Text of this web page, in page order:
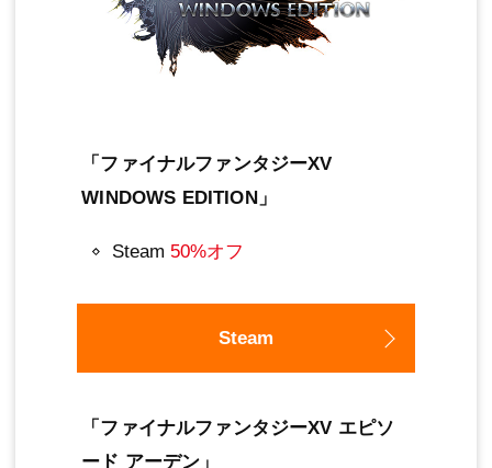
「ファイナルファンタジーXV
WINDOWS EDITION」
Steam 50%オフ
Steam
「ファイナルファンタジーXV エピソ
ード アーデン」